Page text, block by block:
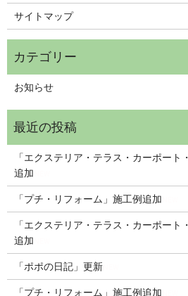
サイトマップ
お知らせ
「エクステリア・テラス・カーポート
追加
「プチ・リフォーム」施工例追加
「エクステリア・テラス・カーポート
追加
「ポポの日記」更新NEW
「プチ・リフォーム」施工例追加